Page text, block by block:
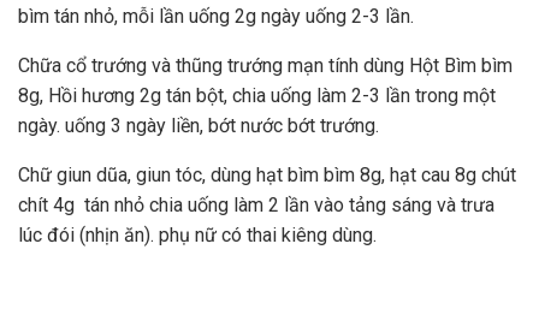
bìm tán nhỏ, mỗi lần uống 2g ngày uống 2-3 lần.
Chữa cổ trướng và thũng trướng mạn tính dùng Hột Bìm bìm
8g, Hồi hương 2g tán bột, chia uống làm 2-3 lần trong một
ngày. uống 3 ngày liền, bớt nước bớt trướng.
Chữ giun dũa, giun tóc, dùng hạt bìm bìm 8g, hạt cau 8g chút
chít 4g tán nhỏ chia uống làm 2 lần vào tảng sáng và trưa
lúc đói (nhịn ăn). phụ nữ có thai kiêng dùng.